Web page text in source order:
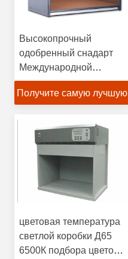
Высокопрочный
одобренный снадарт
Международной
организации
стандартизации
подбора цветов
материалов
Получите самую лучшую
цветовая температура
светлой коробки Д65
6500К подбора цветов